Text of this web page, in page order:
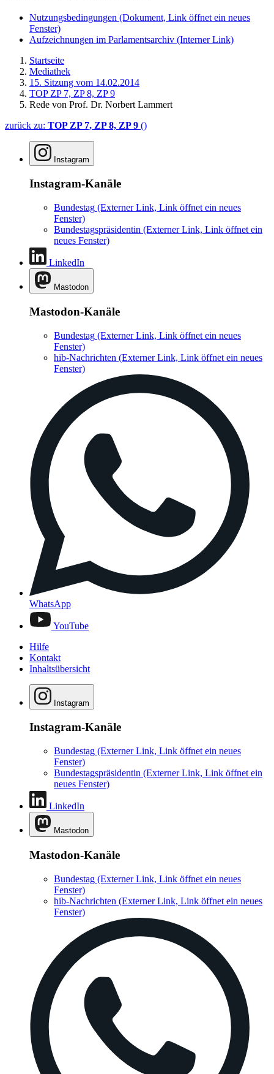
Nutzungsbedingungen (Dokument, Link öffnet ein neues
Fenster)
Aufzeichnungen im Parlamentsarchiv (Interner Link)
Startseite
Mediathek
15. Sitzung vom 14.02.2014
TOP ZP 7, ZP 8, ZP 9
Rede von Prof. Dr. Norbert Lammert
zurück zu: TOP ZP 7, ZP 8, ZP 9 ()
Instagram
Instagram-Kanäle
Bundestag (Externer Link, Link öffnet ein neues
Fenster)
Bundestagspräsidentin (Externer Link, Link öffnet ein
neues Fenster)
LinkedIn
Mastodon
Mastodon-Kanäle
Bundestag (Externer Link, Link öffnet ein neues
Fenster)
hib-Nachrichten (Externer Link, Link öffnet ein neues
Fenster)
WhatsApp
YouTube
Hilfe
Kontakt
Inhaltsübersicht
Instagram
Instagram-Kanäle
Bundestag (Externer Link, Link öffnet ein neues
Fenster)
Bundestagspräsidentin (Externer Link, Link öffnet ein
neues Fenster)
LinkedIn
Mastodon
Mastodon-Kanäle
Bundestag (Externer Link, Link öffnet ein neues
Fenster)
hib-Nachrichten (Externer Link, Link öffnet ein neues
Fenster)